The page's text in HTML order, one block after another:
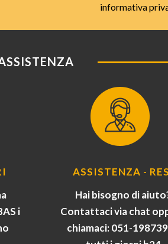
informativa
i
ASSISTENZA -
Hai bisogno di
Contattaci via chat
chiamaci: 051-